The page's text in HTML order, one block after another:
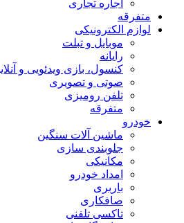
اجاره تجاری
متفرقه
لوازم الکترونیکی
موبایل و تبلت
رایانه
کنسول، بازی‌ ویدئویی و
صوتی و تصویری
تلفن رومیزی
متفرقه
خودرو
ماشین آلات سنگین
جلوبندی سازی
مکانیکی
امداد خودرو
باربری
صافکاری
تاکسی تلفنی